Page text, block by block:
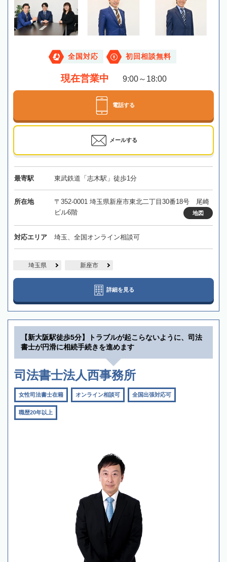
全国対応 初回相談無料
現在営業中 9:00～18:00
電話する
メールする
最寄駅 東武鉄道「志木駅」徒歩1分
所在地
〒352-0001 埼玉県新座市東北二丁目30番18号 尾崎
ビル6階
地図
対応エリア 埼玉、全国オンライン相談可
埼玉県 新座市
詳細を見る
【新大阪駅徒歩5分】トラブルが起こらないように、司法
書士が円滑に相続手続きを進めます
司法書士法人西事務所
女性司法書士在籍 オンライン相談可 全国出張対応可
職歴20年以上